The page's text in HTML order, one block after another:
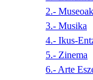
2.-
3.- Musika
4.- Ikus-
5.- Zinema
6.- Arte